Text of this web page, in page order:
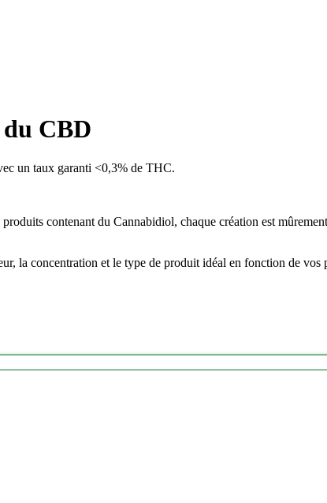
CBD
un taux garanti <0,3% de THC.
contenant du Cannabidiol, chaque création est
la concentration et le type de produit idéal en fonction de vos